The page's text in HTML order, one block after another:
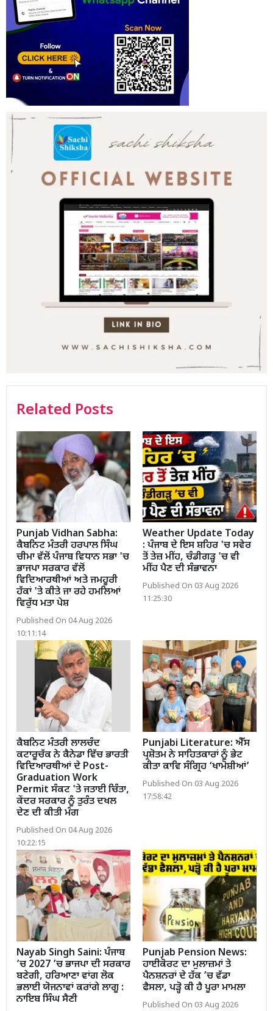
Related Posts
Punjab Vidhan Sabha:
ਕੈਬਨਿਟ ਮੰਤਰੀ ਹਰਪਾਲ ਸਿੰਘ
ਚੀਮਾ ਵੱਲੋਂ ਪੰਜਾਬ ਵਿਧਾਨ ਸਭਾ 'ਚ
ਭਾਜਪਾ ਸਰਕਾਰ ਵੱਲੋਂ
ਵਿਦਿਆਰਥੀਆਂ ਅਤੇ ਜਮਹੂਰੀ
ਹੱਕਾਂ 'ਤੇ ਕੀਤੇ ਜਾ ਰਹੇ ਹਮਲਿਆਂ
ਵਿਰੁੱਧ ਮਤਾ ਪੇਸ਼
Published On 04 Aug 2026
10:11:14
Weather Update Today
: ਪੰਜਾਬ ਦੇ ਇਸ ਸ਼ਹਿਰ 'ਚ ਸਵੇਰ
ਤੋਂ ਤੇਜ਼ ਮੀਂਹ, ਚੰਡੀਗੜ੍ਹ 'ਚ ਵੀ
ਮੀਂਹ ਪੈਣ ਦੀ ਸੰਭਾਵਨਾ
Published On 03 Aug 2026
11:25:30
ਕੈਬਨਿਟ ਮੰਤਰੀ ਲਾਲਚੰਦ
ਕਟਾਰੂਚੱਕ ਨੇ ਕੈਨੇਡਾ ਵਿੱਚ ਭਾਰਤੀ
ਵਿਦਿਆਰਥੀਆਂ ਦੇ Post-
Graduation Work
Permit ਸੰਕਟ 'ਤੇ ਜਤਾਈ ਚਿੰਤਾ,
ਕੇਂਦਰ ਸਰਕਾਰ ਨੂੰ ਤੁਰੰਤ ਦਖਲ
ਦੇਣ ਦੀ ਕੀਤੀ ਮੰਗ
Published On 04 Aug 2026
10:22:15
Punjabi Literature: ਐੱਸ
ਪ੍ਰਸ਼ੋਤਮ ਨੇ ਸਾਹਿਤਕਾਰਾਂ ਨੂੰ ਭੇਟ
ਕੀਤਾ ਕਾਵਿ ਸੰਗ੍ਰਿਹ ‘ਖਾਮੋਸ਼ੀਆਂ’
Published On 03 Aug 2026
17:58:42
Nayab Singh Saini: ਪੰਜਾਬ
’ਚ 2027 ’ਚ ਭਾਜਪਾ ਦੀ ਸਰਕਾਰ
ਬਣੇਗੀ, ਹਰਿਆਣਾ ਵਾਂਗ ਲੋਕ
ਭਲਾਈ ਯੋਜਨਾਵਾਂ ਕਰਾਂਗੇ ਲਾਗੂ :
ਨਾਇਬ ਸਿੰਘ ਸੈਣੀ
Punjab Pension News:
ਹਾਈਕੋਰਟ ਦਾ ਮੁਲਾਜ਼ਮਾਂ ਤੇ
ਪੈਨਸ਼ਨਰਾਂ ਦੇ ਹੱਕ ’ਚ ਵੱਡਾ
ਫੈਸਲਾ, ਪੜ੍ਹੋ ਕੀ ਹੈ ਪੂਰਾ ਮਾਮਲਾ
Published On 03 Aug 2026